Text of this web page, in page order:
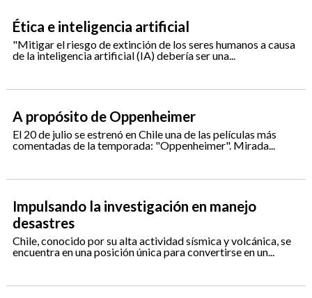
Síguenos:
Ética e inteligencia artificial
"Mitigar el riesgo de extinción de los seres humanos a causa
de la inteligencia artificial (IA) debería ser una...
A propósito de Oppenheimer
El 20 de julio se estrenó en Chile una de las películas más
comentadas de la temporada: "Oppenheimer". Mirada...
Impulsando la investigación en manejo
desastres
Chile, conocido por su alta actividad sísmica y volcánica, se
encuentra en una posición única para convertirse en un...